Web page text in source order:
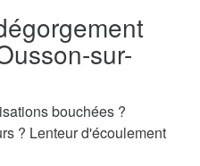
sur-
bouchées ?
? Lenteur d'écoulement